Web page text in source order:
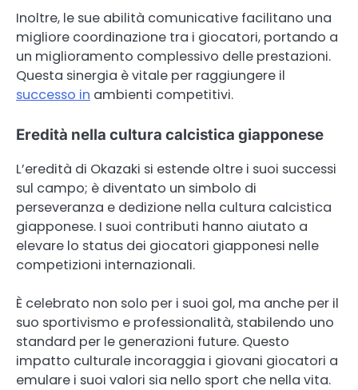
Inoltre, le sue abilità comunicative facilitano una
migliore coordinazione tra i giocatori, portando a
un miglioramento complessivo delle prestazioni.
Questa sinergia è vitale per raggiungere il
successo in ambienti competitivi.
Eredità nella cultura calcistica giapponese
L’eredità di Okazaki si estende oltre i suoi successi
sul campo; è diventato un simbolo di
perseveranza e dedizione nella cultura calcistica
giapponese. I suoi contributi hanno aiutato a
elevare lo status dei giocatori giapponesi nelle
competizioni internazionali.
È celebrato non solo per i suoi gol, ma anche per il
suo sportivismo e professionalità, stabilendo uno
standard per le generazioni future. Questo
impatto culturale incoraggia i giovani giocatori a
emulare i suoi valori sia nello sport che nella vita.